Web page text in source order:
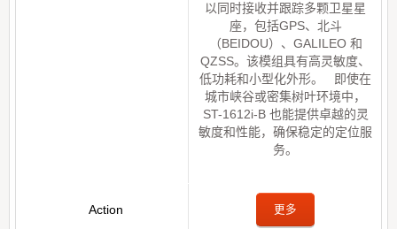
以同时接收并跟踪多颗卫星星
座，包括GPS、北斗
（BEIDOU）、GALILEO 和
QZSS。该模组具有高灵敏度、
低功耗和小型化外形。 即使在
城市峡谷或密集树叶环境中，
ST-1612i-B 也能提供卓越的灵
敏度和性能，确保稳定的定位服
务。
更多